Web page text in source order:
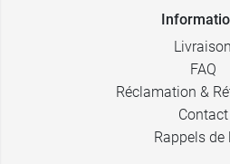
Livraison
FAQ
Réclamation &
Contact
Rappels de